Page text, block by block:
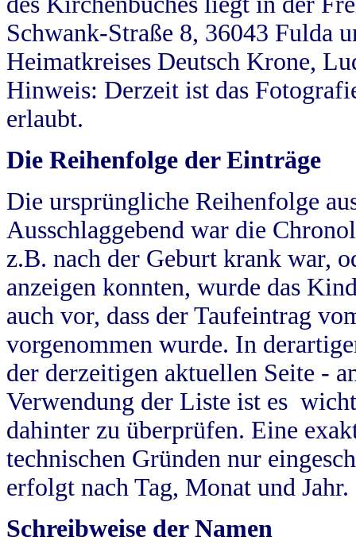
Schwank-Straße 8, 36043 Fulda
Heimatkreises Deutsch Krone,
Hinweis: Derzeit ist das
erlaubt.
Die Reihenfolge der Einträge
Die ursprüngliche Reihenfolge
Ausschlaggebend war die
z.B. nach der Geburt krank war,
anzeigen konnten, wurde das
auch vor, dass der Taufeintrag
vorgenommen wurde. In
der derzeitigen aktuellen Seite -
Verwendung der Liste ist es
dahinter zu überprüfen. Eine
technischen Gründen nur
erfolgt nach Tag, Monat und Jahr.
Schreibweise der Namen